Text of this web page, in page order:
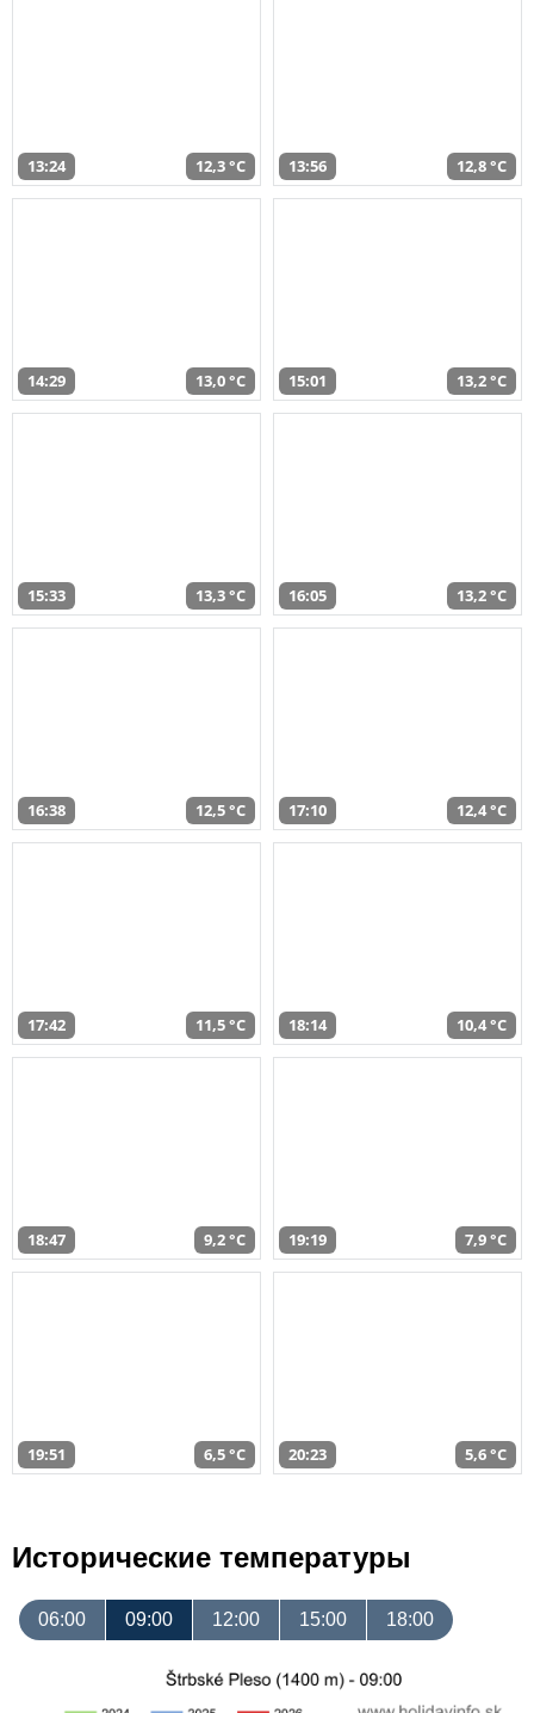
13:24 12,3 °C 13:56 12,8 °C
14:29 13,0 °C 15:01 13,2 °C
15:33 13,3 °C 16:05 13,2 °C
16:38 12,5 °C 17:10 12,4 °C
17:42 11,5 °C 18:14 10,4 °C
18:47 9,2 °C 19:19 7,9 °C
19:51 6,5 °C 20:23 5,6 °C
Исторические температуры
06:00 09:00 12:00 15:00 18:00